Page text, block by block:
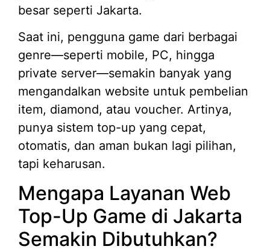
besar seperti Jakarta.
Saat ini, pengguna game dari berbagai
genre—seperti mobile, PC, hingga
private server—semakin banyak yang
mengandalkan website untuk pembelian
item, diamond, atau voucher. Artinya,
punya sistem top-up yang cepat,
otomatis, dan aman bukan lagi pilihan,
tapi keharusan.
Mengapa Layanan Web
Top-Up Game di Jakarta
Semakin Dibutuhkan?